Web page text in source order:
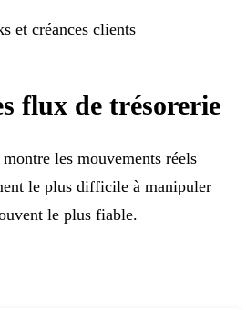
et créances clients
flux de trésorerie
les mouvements réels
le plus difficile à manipuler
le plus fiable.